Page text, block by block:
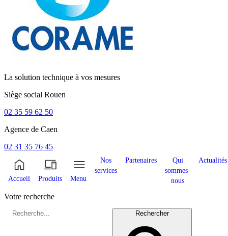
La solution technique à vos mesures
Siège social Rouen
02 35 59 62 50
Agence de Caen
02 31 35 76 45
Accueil Produits Menu
Nos
services
Partenaires
Qui
sommes-
nous
Actualités
Votre recherche
Rechercher